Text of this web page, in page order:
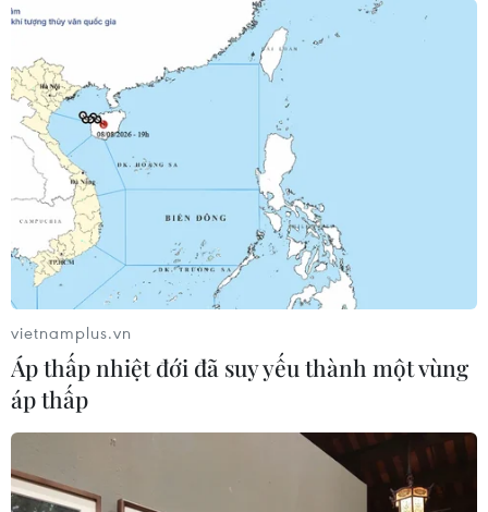
vietnamplus.vn
Áp thấp nhiệt đới đã suy yếu thành một vùng
áp thấp